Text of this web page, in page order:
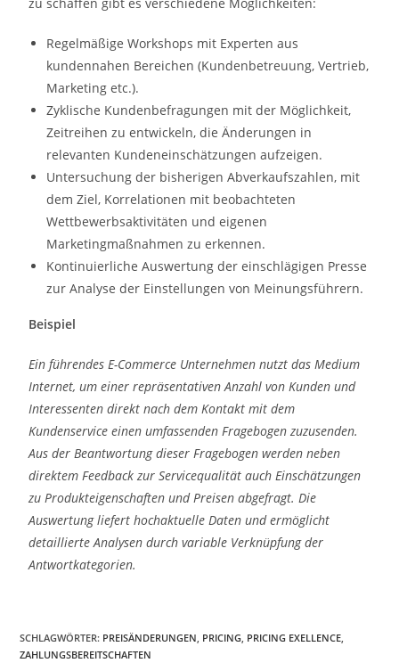
zu schaffen gibt es verschiedene Möglichkeiten:
Regelmäßige Workshops mit Experten aus
kundennahen Bereichen (Kundenbetreuung, Vertrieb,
Marketing etc.).
Zyklische Kundenbefragungen mit der Möglichkeit,
Zeitreihen zu entwickeln, die Änderungen in
relevanten Kundeneinschätzungen aufzeigen.
Untersuchung der bisherigen Abverkaufszahlen, mit
dem Ziel, Korrelationen mit beobachteten
Wettbewerbsaktivitäten und eigenen
Marketingmaßnahmen zu erkennen.
Kontinuierliche Auswertung der einschlägigen Presse
zur Analyse der Einstellungen von Meinungsführern.
Beispiel
Ein führendes E-Commerce Unternehmen nutzt das Medium
Internet, um einer repräsentativen Anzahl von Kunden und
Interessenten direkt nach dem Kontakt mit dem
Kundenservice einen umfassenden Fragebogen zuzusenden.
Aus der Beantwortung dieser Fragebogen werden neben
direktem Feedback zur Servicequalität auch Einschätzungen
zu Produkteigenschaften und Preisen abgefragt. Die
Auswertung liefert hochaktuelle Daten und ermöglicht
detaillierte Analysen durch variable Verknüpfung der
Antwortkategorien.
SCHLAGWÖRTER: PREISÄNDERUNGEN, PRICING, PRICING EXELLENCE,
ZAHLUNGSBEREITSCHAFTEN